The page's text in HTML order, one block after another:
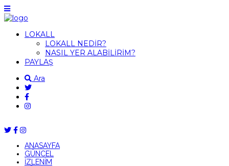
LOKALL
LOKALL NEDİR?
NASIL YER ALABİLİRİM?
PAYLAŞ
Ara
ANASAYFA
GÜNCEL
İZLENİM